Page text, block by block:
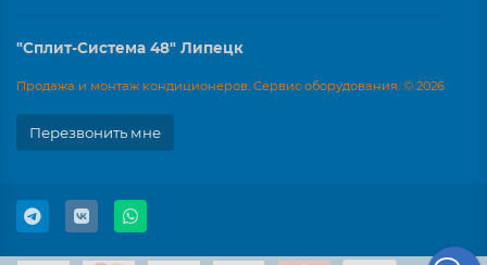
"Сплит-Система 48" Липецк
Продажа и монтаж кондиционеров. Сервис оборудования. © 2026
Перезвонить мне